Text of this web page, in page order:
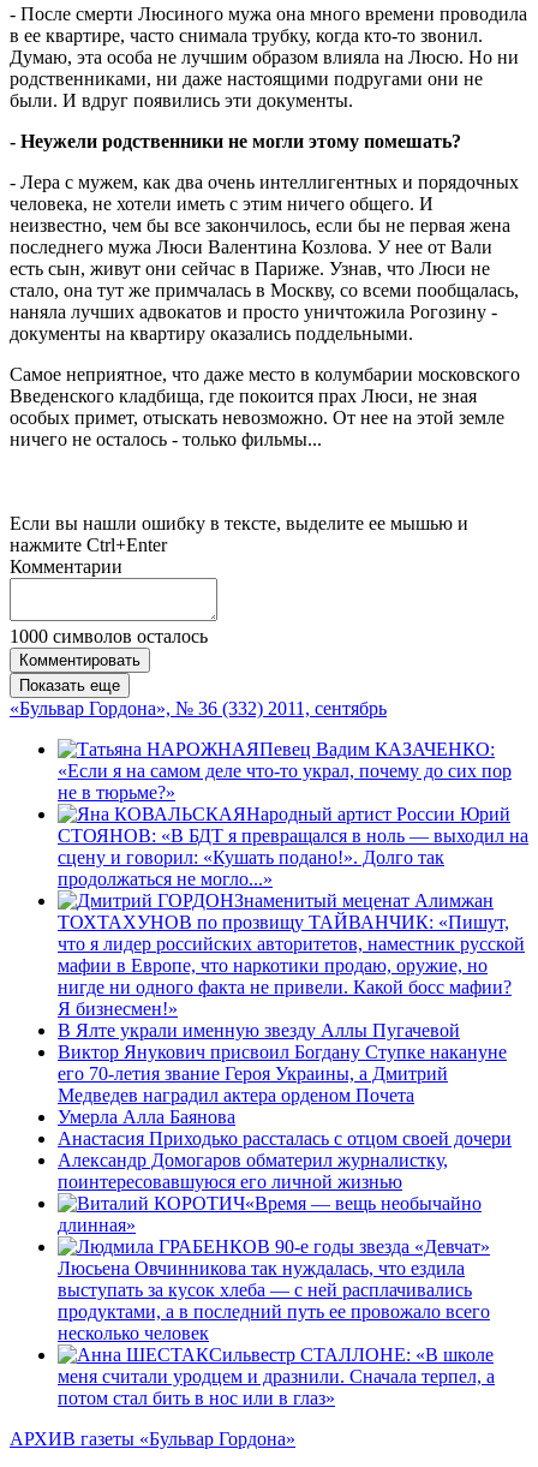
- После смерти Люсиного мужа она много времени проводила
в ее квартире, часто снимала трубку, когда кто-то звонил.
Думаю, эта особа не лучшим образом влияла на Люсю. Но ни
родственниками, ни даже настоящими подругами они не
были. И вдруг появились эти документы.
- Неужели родственники не могли этому помешать?
- Лера с мужем, как два очень интеллигентных и порядочных
человека, не хотели иметь с этим ничего общего. И
неизвестно, чем бы все закончилось, если бы не первая жена
последнего мужа Люси Валентина Козлова. У нее от Вали
есть сын, живут они сейчас в Париже. Узнав, что Люси не
стало, она тут же примчалась в Москву, со всеми пообщалась,
наняла лучших адвокатов и просто уничтожила Рогозину -
документы на квартиру оказались поддельными.
Самое неприятное, что даже место в колумбарии московского
Введенского кладбища, где покоится прах Люси, не зная
особых примет, отыскать невозможно. От нее на этой земле
ничего не осталось - только фильмы...
Если вы нашли ошибку в тексте, выделите ее мышью и
нажмите Ctrl+Enter
Комментарии
1000 символов осталось
Комментировать
Показать еще
«Бульвар Гордона», № 36 (332) 2011, сентябрь
Певец Вадим КАЗАЧЕНКО:
«Если я на самом деле что-то украл, почему до сих пор
не в тюрьме?»
Народный артист России Юрий
СТОЯНОВ: «В БДТ я превращался в ноль — выходил на
сцену и говорил: «Кушать подано!». Долго так
продолжаться не могло...»
Знаменитый меценат Алимжан
ТОХТАХУНОВ по прозвищу ТАЙВАНЧИК: «Пишут,
что я лидер российских авторитетов, наместник русской
мафии в Европе, что наркотики продаю, оружие, но
нигде ни одного факта не привели. Какой босс мафии?
Я бизнесмен!»
В Ялте украли именную звезду Аллы Пугачевой
Виктор Янукович присвоил Богдану Ступке накануне
его 70-летия звание Героя Украины, а Дмитрий
Медведев наградил актера орденом Почета
Умерла Алла Баянова
Анастасия Приходько рассталась с отцом своей дочери
Александр Домогаров обматерил журналистку,
поинтересовавшуюся его личной жизнью
«Время — вещь необычайно
длинная»
В 90-е годы звезда «Девчат»
Люсьена Овчинникова так нуждалась, что ездила
выступать за кусок хлеба — с ней расплачивались
продуктами, а в последний путь ее провожало всего
несколько человек
Сильвестр СТАЛЛОНЕ: «В школе
меня считали уродцем и дразнили. Сначала терпел, а
потом стал бить в нос или в глаз»
АРХИВ газеты «Бульвар Гордона»